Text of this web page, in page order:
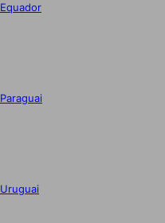
Equador
Paraguai
Uruguai